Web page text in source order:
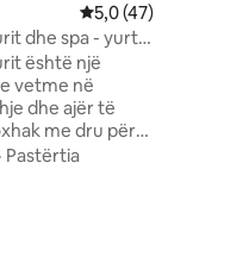
Vlerësimi mesatar
5,0 (47)
dhe spa - yurt
është një
vetme në
dhe ajër të
me dru për
· Pastërtia